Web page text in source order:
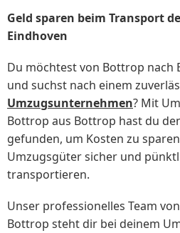
Geld sparen beim Transport
Eindhoven
Du möchtest von Bottrop nach
und suchst nach einem
Umzugsunternehmen? Mit
Bottrop aus Bottrop hast du
gefunden, um Kosten zu
Umzugsgüter sicher und
transportieren.
Unser professionelles Team
Bottrop steht dir bei deinem